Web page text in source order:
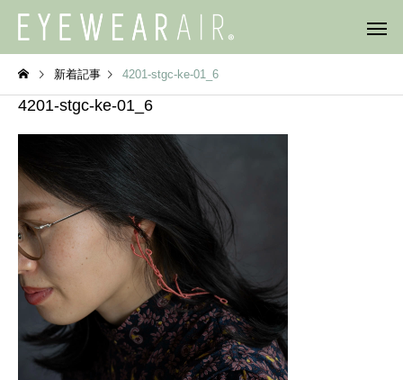
新着記事 4201-stgc-ke-01_6
4201-stgc-ke-01_6